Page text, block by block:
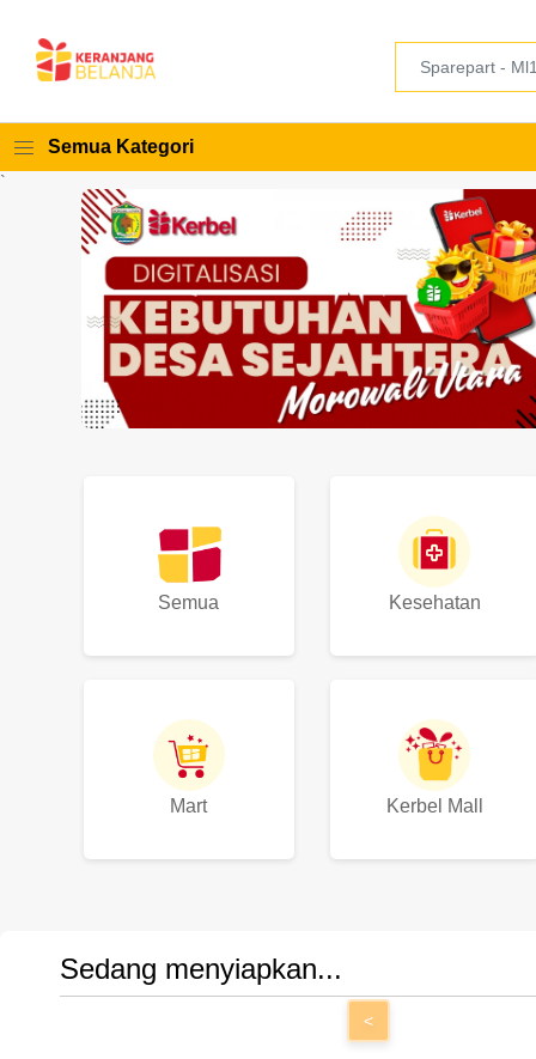
Semua Kategori
`
Semua Kesehatan
Mart Kerbel Mall
Sedang menyiapkan...
<